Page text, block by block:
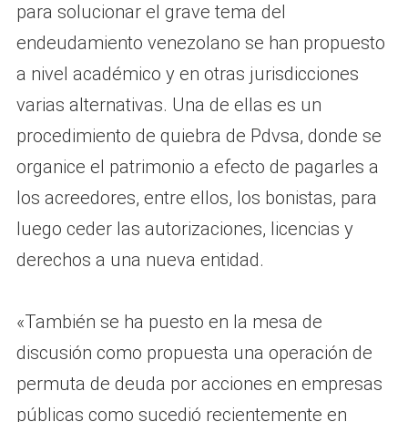
para solucionar el grave tema del
endeudamiento venezolano se han propuesto
a nivel académico y en otras jurisdicciones
varias alternativas. Una de ellas es un
procedimiento de quiebra de Pdvsa, donde se
organice el patrimonio a efecto de pagarles a
los acreedores, entre ellos, los bonistas, para
luego ceder las autorizaciones, licencias y
derechos a una nueva entidad.
«También se ha puesto en la mesa de
discusión como propuesta una operación de
permuta de deuda por acciones en empresas
públicas como sucedió recientemente en